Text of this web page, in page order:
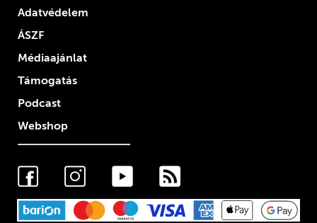
Adatvédelem
ÁSZF
Médiaajánlat
Támogatás
Podcast
Webshop